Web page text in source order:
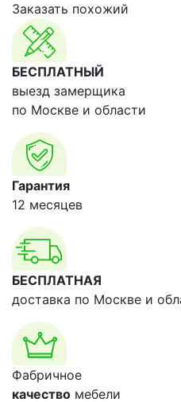
Заказать похожий
БЕСПЛАТНЫЙ
выезд замерщика
по Москве и области
Гарантия
12 месяцев
БЕСПЛАТНАЯ
доставка по Москве и
Фабричное
качество мебели